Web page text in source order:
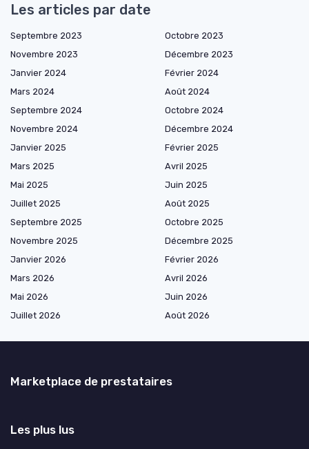
Les articles par date
Septembre 2023
Octobre 2023
Novembre 2023
Décembre 2023
Janvier 2024
Février 2024
Mars 2024
Août 2024
Septembre 2024
Octobre 2024
Novembre 2024
Décembre 2024
Janvier 2025
Février 2025
Mars 2025
Avril 2025
Mai 2025
Juin 2025
Juillet 2025
Août 2025
Septembre 2025
Octobre 2025
Novembre 2025
Décembre 2025
Janvier 2026
Février 2026
Mars 2026
Avril 2026
Mai 2026
Juin 2026
Juillet 2026
Août 2026
Marketplace de prestataires
Les plus lus